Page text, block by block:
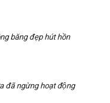
băng đẹp hút hồn
đã ngừng hoạt động